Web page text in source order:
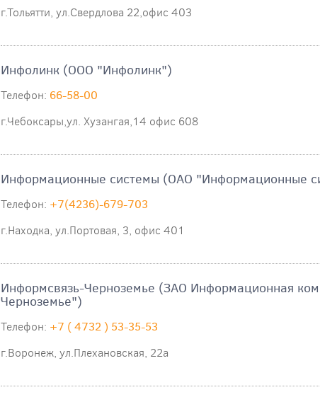
г.Тольятти, ул.Свердлова 22,офис 403
Инфолинк (ООО "Инфолинк")
Телефон: 66-58-00
г.Чебоксары,ул. Хузангая,14 офис 608
Информационные системы (ОАО "Информационные
Телефон: +7(4236)-679-703
г.Находка, ул.Портовая, 3, офис 401
Информсвязь-Черноземье (ЗАО Информационная
Черноземье")
Телефон: +7 ( 4732 ) 53-35-53
г.Воронеж, ул.Плехановская, 22а